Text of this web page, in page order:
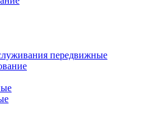
передвижные